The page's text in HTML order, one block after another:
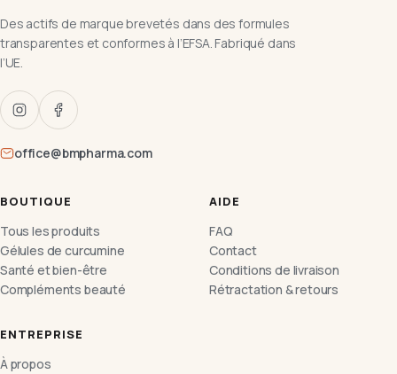
Des actifs de marque brevetés dans des formules
transparentes et conformes à l’EFSA. Fabriqué dans
l’UE.
office@bmpharma.com
BOUTIQUE
Tous les produits
Gélules de curcumine
Santé et bien-être
Compléments beauté
AIDE
FAQ
Contact
Conditions de livraison
Rétractation & retours
ENTREPRISE
À propos